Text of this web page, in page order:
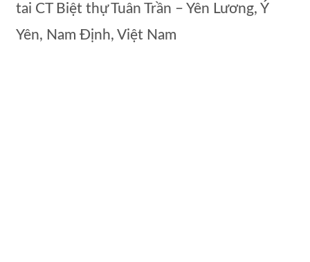
tai CT Biệt thự Tuân Trần – Yên Lương, Ý
Yên, Nam Định, Việt Nam